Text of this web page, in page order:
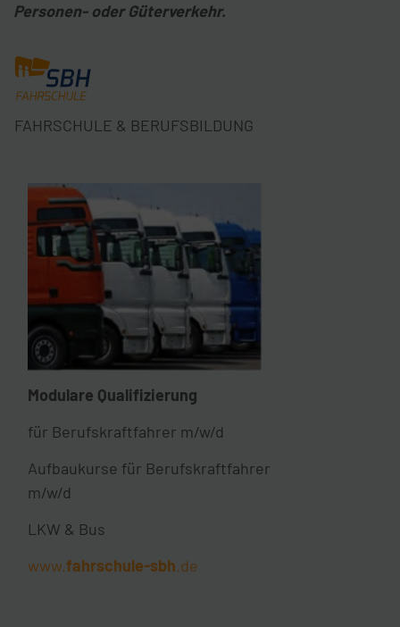
Personen- oder Güterverkehr.
FAHRSCHULE & BERUFSBILDUNG
Modulare Qualifizierung
für Berufskraftfahrer m/w/d
Aufbaukurse für Berufskraftfahrer
m/w/d
LKW & Bus
www.fahrschule-sbh.de